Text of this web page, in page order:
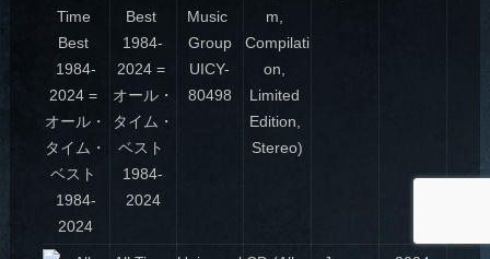
Best
1984-
2024 =
オール・
タイム・
ベスト
1984-
2024
Music
Group
UICY-
80498
m,
Compilati
on,
Limited
Edition,
Stereo)